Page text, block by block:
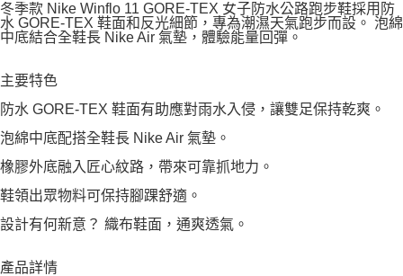
冬季款 Nike Winflo 11 GORE-TEX 女子防水公路跑步鞋採用防
水 GORE-TEX 鞋面和反光細節，專為潮濕天氣跑步而設。 泡綿
中底結合全鞋長 Nike Air 氣墊，體驗能量回彈。
主要特色
防水 GORE-TEX 鞋面有助應對雨水入侵，讓雙足保持乾爽。
泡綿中底配搭全鞋長 Nike Air 氣墊。
橡膠外底融入匠心紋路，帶來可靠抓地力。
鞋領出眾物料可保持腳踝舒適。
設計有何新意？ 織布鞋面，通爽透氣。
產品詳情